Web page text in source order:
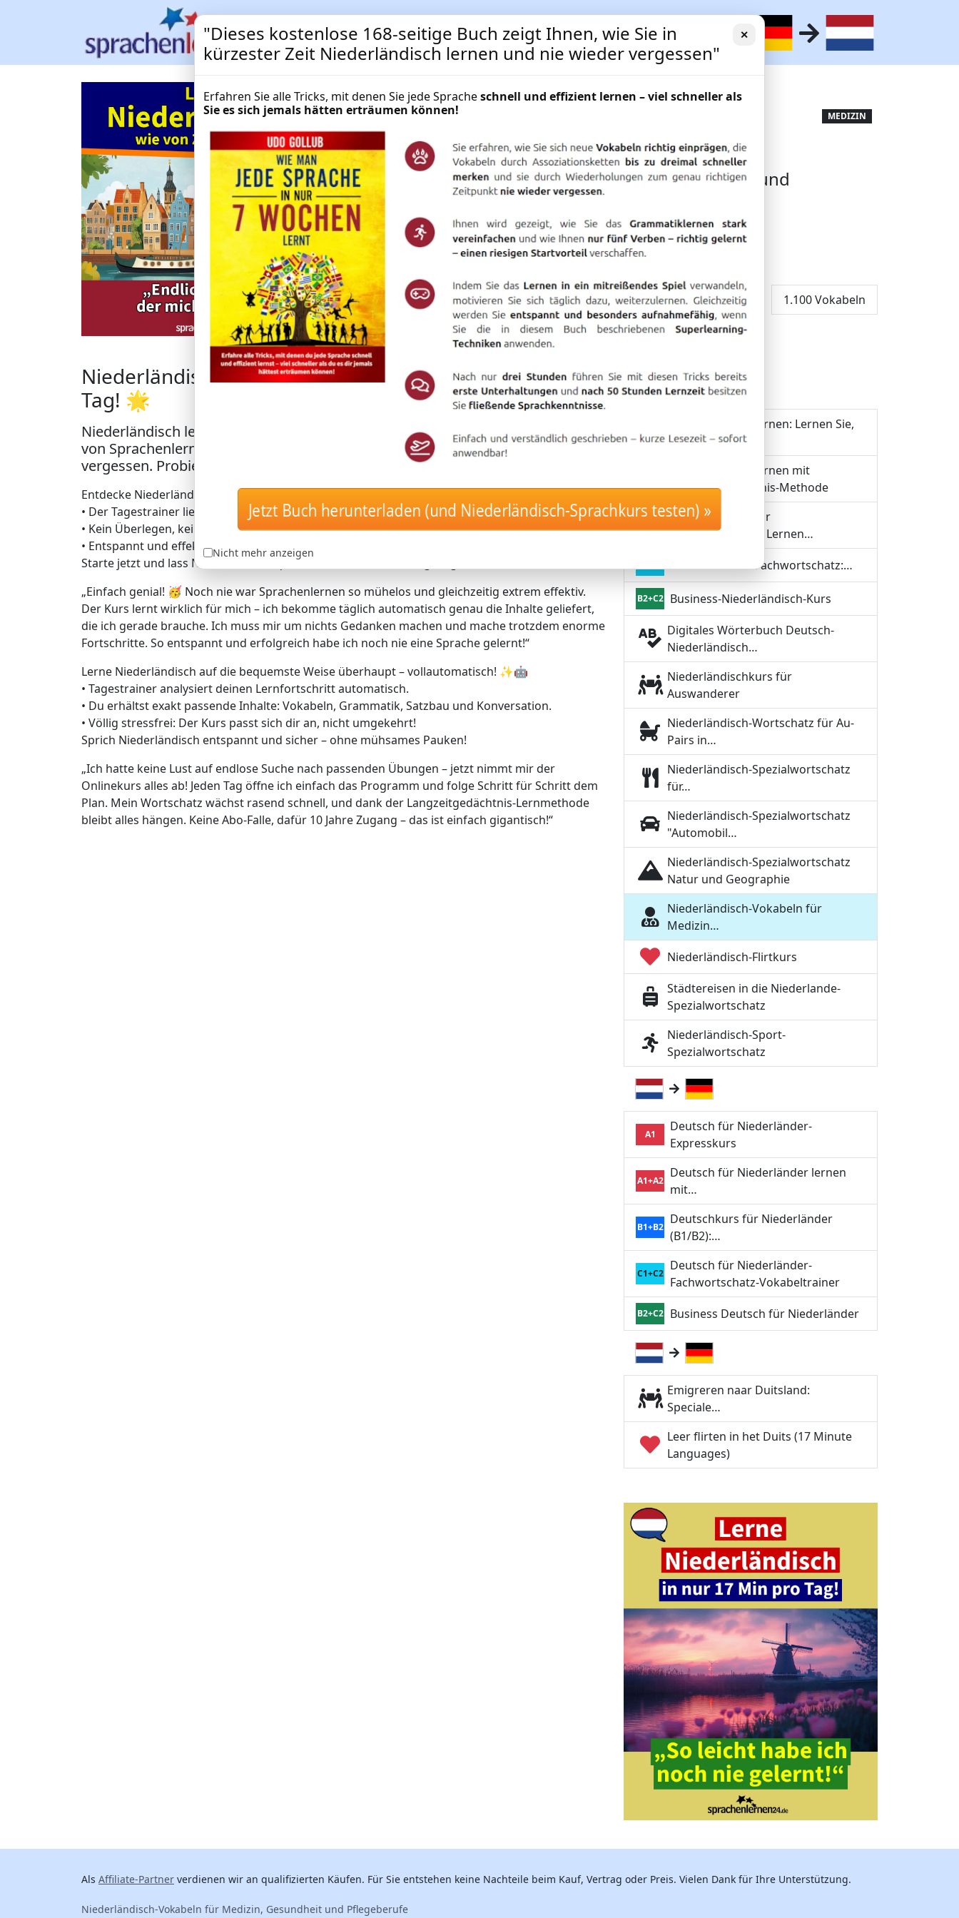
MEDIZIN
Niederländisch-Vokabeln für Medizin,
Gesundheit und Pflegeberufe
Niederländisch-Vokabeln für Medizin, Gesundheit und
Pflegeberufe
NUR 49.95 €
Mehr Informationen 1.100 Vokabeln
Niederländisch in Rekordzeit – mit nur 17 Minuten pro
Tag! 🌟
Niederländisch lernen mit der einzigartigen Langzeitgedächtnis-Lernmethode
von Sprachenlernen24: Lerne Niederländisch, ohne es jemals wieder zu
vergessen. Probier’s aus!
Entdecke Niederländischlernen auf geniale Art – vollautomatisch und stressfrei! 🤖🚀
• Der Tagestrainer liefert dir täglich genau die Inhalte, die perfekt zu deinem Lernstand passen.
• Kein Überlegen, keine Zeitverschwendung – der Kurs erkennt automatisch, was du brauchst.
• Entspannt und effektiv zu bis zu 5.000 dauerhaft gespeicherten Vokabeln.
Starte jetzt und lass Niederländisch quasi von selbst in dein Langzeitgedächtnis fließen!
„Einfach genial! 🥳 Noch nie war Sprachenlernen so mühelos und gleichzeitig extrem effektiv.
Der Kurs lernt wirklich für mich – ich bekomme täglich automatisch genau die Inhalte geliefert,
die ich gerade brauche. Ich muss mir um nichts Gedanken machen und mache trotzdem enorme
Fortschritte. So entspannt und erfolgreich habe ich noch nie eine Sprache gelernt!“
Lerne Niederländisch auf die bequemste Weise überhaupt – vollautomatisch! ✨🤖
• Tagestrainer analysiert deinen Lernfortschritt automatisch.
• Du erhältst exakt passende Inhalte: Vokabeln, Grammatik, Satzbau und Konversation.
• Völlig stressfrei: Der Kurs passt sich dir an, nicht umgekehrt!
Sprich Niederländisch entspannt und sicher – ohne mühsames Pauken!
„Ich hatte keine Lust auf endlose Suche nach passenden Übungen – jetzt nimmt mir der
Onlinekurs alles ab! Jeden Tag öffne ich einfach das Programm und folge Schritt für Schritt dem
Plan. Mein Wortschatz wächst rasend schnell, und dank der Langzeitgedächtnis-Lernmethode
bleibt alles hängen. Keine Abo-Falle, dafür 10 Jahre Zugang – das ist einfach gigantisch!“
Niederländisch lernen: Lernen Sie,
was Sie…
Niederländisch lernen mit
Langzeitgedächtnis-Methode
Niederländisch für
Fortgeschrittene: Lernen…
Niederländisch-Fachwortschatz:…
B2+C2
Business-Niederländisch-Kurs
Digitales Wörterbuch Deutsch-
Niederländisch…
Niederländischkurs für
Auswanderer
Niederländisch-Wortschatz für Au-
Pairs in…
Niederländisch-Spezialwortschatz
für…
Niederländisch-Spezialwortschatz
"Automobil…
Niederländisch-Spezialwortschatz
Natur und Geographie
Niederländisch-Vokabeln für
Medizin…
Niederländisch-Flirtkurs
Städtereisen in die Niederlande-
Spezialwortschatz
Niederländisch-Sport-
Spezialwortschatz
A1
Deutsch für Niederländer-
Expresskurs
A1+A2
Deutsch für Niederländer lernen
mit…
B1+B2
Deutschkurs für Niederländer
(B1/B2):…
C1+C2
Deutsch für Niederländer-
Fachwortschatz-Vokabeltrainer
B2+C2 Business Deutsch für Niederländer
Emigreren naar Duitsland:
Speciale…
Leer flirten in het Duits (17 Minute
Languages)
Als Affiliate-Partner verdienen wir an qualifizierten Käufen. Für Sie entstehen keine Nachteile beim Kauf, Vertrag oder Preis. Vielen Dank für Ihre Unterstützung.
Niederländisch-Vokabeln für Medizin, Gesundheit und Pflegeberufe
"Dieses kostenlose 168-seitige Buch zeigt Ihnen, wie Sie in
kürzester Zeit Niederländisch lernen und nie wieder vergessen"
✕
Erfahren Sie alle Tricks, mit denen Sie jede Spracheschnell und effizient lernen – viel schneller als
Sie es sich jemals hätten erträumen können!
Jetzt Buch herunterladen (und Niederländisch-Sprachkurs testen) »
Nicht mehr anzeigen